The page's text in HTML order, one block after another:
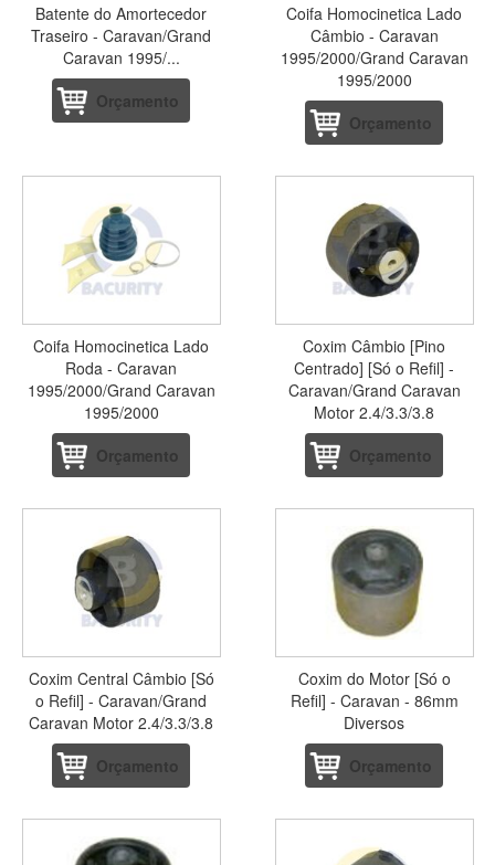
Batente do Amortecedor
Traseiro - Caravan/Grand
Caravan 1995/...
Orçamento
Coifa Homocinetica Lado
Câmbio - Caravan
1995/2000/Grand Caravan
1995/2000
Orçamento
Coifa Homocinetica Lado
Roda - Caravan
1995/2000/Grand Caravan
1995/2000
Orçamento
Coxim Câmbio [Pino
Centrado] [Só o Refil] -
Caravan/Grand Caravan
Motor 2.4/3.3/3.8
Orçamento
Coxim Central Câmbio [Só
o Refil] - Caravan/Grand
Caravan Motor 2.4/3.3/3.8
Orçamento
Coxim do Motor [Só o
Refil] - Caravan - 86mm
Diversos
Orçamento